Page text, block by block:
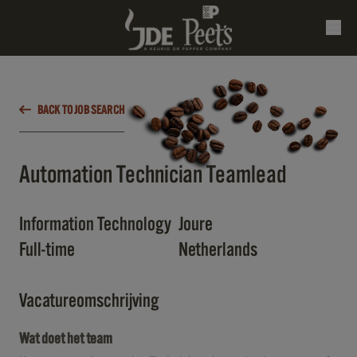
BACK TO JOB SEARCH
Automation Technician Teamlead
Information Technology Joure
Full-time
Netherlands
Vacatureomschrijving
Wat doet het team